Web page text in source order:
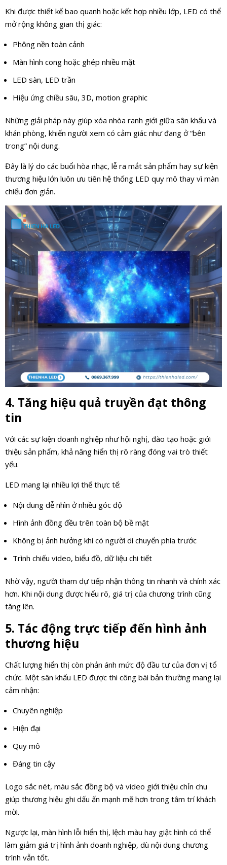
Khi được thiết kế bao quanh hoặc kết hợp nhiều lớp, LED có thể
mở rộng không gian thị giác:
Phông nền toàn cảnh
Màn hình cong hoặc ghép nhiều mặt
LED sàn, LED trần
Hiệu ứng chiều sâu, 3D, motion graphic
Những giải pháp này giúp xóa nhòa ranh giới giữa sân khấu và
khán phòng, khiến người xem có cảm giác như đang ở “bên
trong” nội dung.
Đây là lý do các buổi hòa nhạc, lễ ra mắt sản phẩm hay sự kiện
thương hiệu lớn luôn ưu tiên hệ thống LED quy mô thay vì màn
chiếu đơn giản.
4. Tăng hiệu quả truyền đạt thông
tin
Với các sự kiện doanh nghiệp như hội nghị, đào tạo hoặc giới
thiệu sản phẩm, khả năng hiển thị rõ ràng đóng vai trò thiết
yếu.
LED mang lại nhiều lợi thế thực tế:
Nội dung dễ nhìn ở nhiều góc độ
Hình ảnh đồng đều trên toàn bộ bề mặt
Không bị ảnh hưởng khi có người di chuyển phía trước
Trình chiếu video, biểu đồ, dữ liệu chi tiết
Nhờ vậy, người tham dự tiếp nhận thông tin nhanh và chính xác
hơn. Khi nội dung được hiểu rõ, giá trị của chương trình cũng
tăng lên.
5. Tác động trực tiếp đến hình ảnh
thương hiệu
Chất lượng hiển thị còn phản ánh mức độ đầu tư của đơn vị tổ
chức. Một sân khấu LED được thi công bài bản thường mang lại
cảm nhận:
Chuyên nghiệp
Hiện đại
Quy mô
Đáng tin cậy
Logo sắc nét, màu sắc đồng bộ và video giới thiệu chỉn chu
giúp thương hiệu ghi dấu ấn mạnh mẽ hơn trong tâm trí khách
mời.
Ngược lại, màn hình lỗi hiển thị, lệch màu hay giật hình có thể
làm giảm giá trị hình ảnh doanh nghiệp, dù nội dung chương
trình vẫn tốt.